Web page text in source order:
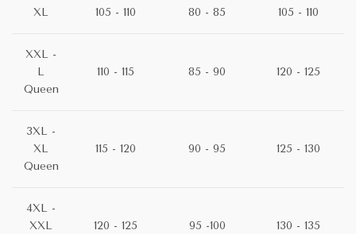
XL 105 - 110 80 - 85 105 - 110
XXL -
L
Queen
110 - 115 85 - 90 120 - 125
3XL -
XL
Queen
115 - 120 90 - 95 125 - 130
4XL -
XXL
120 - 125 95 -100 130 - 135